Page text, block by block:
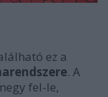
ez a
. A
fel-le,